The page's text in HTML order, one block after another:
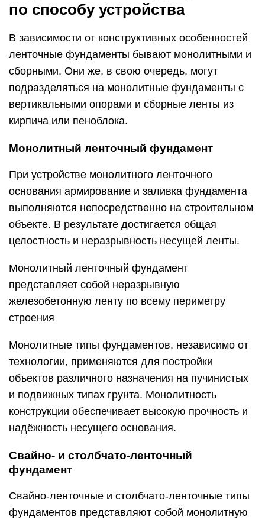
по способу устройства
В зависимости от конструктивных особенностей
ленточные фундаменты бывают монолитными и
сборными. Они же, в свою очередь, могут
подразделяться на монолитные фундаменты с
вертикальными опорами и сборные ленты из
кирпича или пеноблока.
Монолитный ленточный фундамент
При устройстве монолитного ленточного
основания армирование и заливка фундамента
выполняются непосредственно на строительном
объекте. В результате достигается общая
целостность и неразрывность несущей ленты.
Монолитный ленточный фундамент
представляет собой неразрывную
железобетонную ленту по всему периметру
строения
Монолитные типы фундаментов, независимо от
технологии, применяются для постройки
объектов различного назначения на пучинистых
и подвижных типах грунта. Монолитность
конструкции обеспечивает высокую прочность и
надёжность несущего основания.
Свайно- и столбчато-ленточный
фундамент
Свайно-ленточные и столбчато-ленточные типы
фундаментов представляют собой монолитную